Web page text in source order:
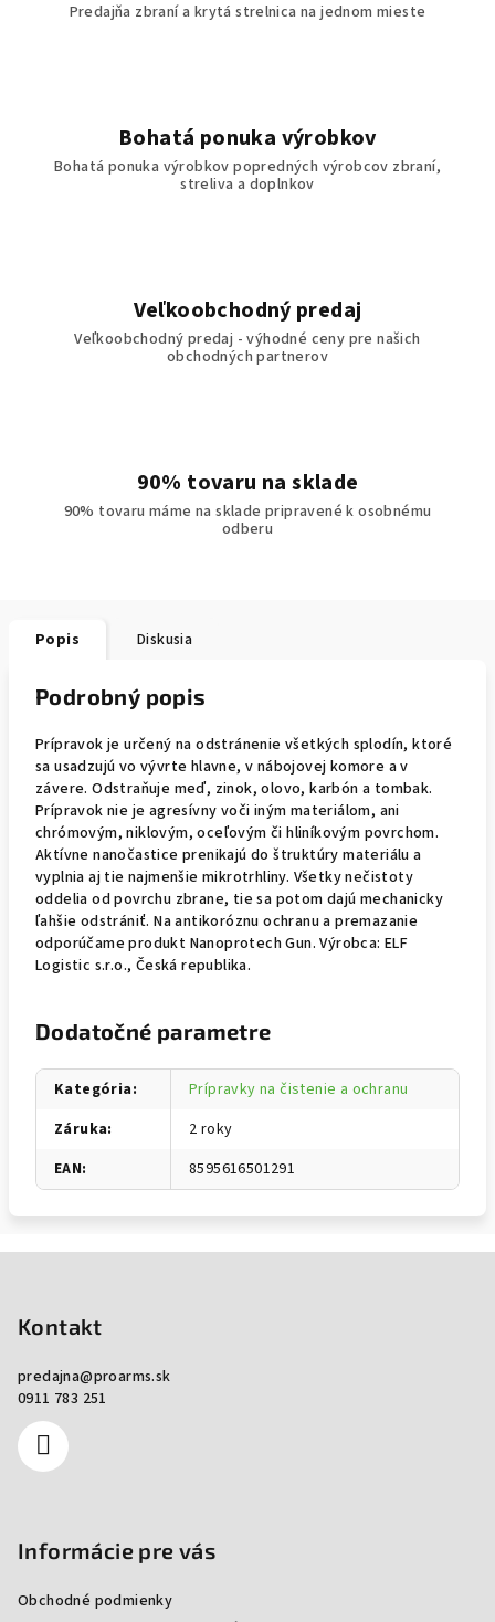
Predajňa zbraní a krytá strelnica na jednom mieste
Bohatá ponuka výrobkov
Bohatá ponuka výrobkov popredných výrobcov zbraní,
streliva a doplnkov
Veľkoobchodný predaj
Veľkoobchodný predaj - výhodné ceny pre našich
obchodných partnerov
90% tovaru na sklade
90% tovaru máme na sklade pripravené k osobnému
odberu
Popis Diskusia
Podrobný popis
Prípravok je určený na odstránenie všetkých splodín, ktoré
sa usadzujú vo vývrte hlavne, v nábojovej komore a v
závere. Odstraňuje meď, zinok, olovo, karbón a tombak.
Prípravok nie je agresívny voči iným materiálom, ani
chrómovým, niklovým, oceľovým či hliníkovým povrchom.
Aktívne nanočastice prenikajú do štruktúry materiálu a
vyplnia aj tie najmenšie mikrotrhliny. Všetky nečistoty
oddelia od povrchu zbrane, tie sa potom dajú mechanicky
ľahšie odstrániť. Na antikoróznu ochranu a premazanie
odporúčame produkt Nanoprotech Gun. Výrobca: ELF
Logistic s.r.o., Česká republika.
Dodatočné parametre
Kategória:
Prípravky na čistenie a ochranu
Záruka:
2 roky
EAN: 8595616501291
Kontakt
predajna@proarms.sk
0911 783 251
Informácie pre vás
Obchodné podmienky